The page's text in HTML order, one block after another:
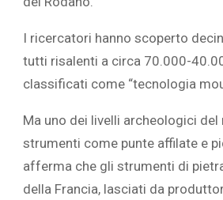
I ricercatori hanno scoperto
tutti risalenti a circa 70.000-
classificati come “tecnologia
Ma uno dei livelli archeologici
strumenti come punte affilate e
afferma che gli strumenti di
della Francia, lasciati da